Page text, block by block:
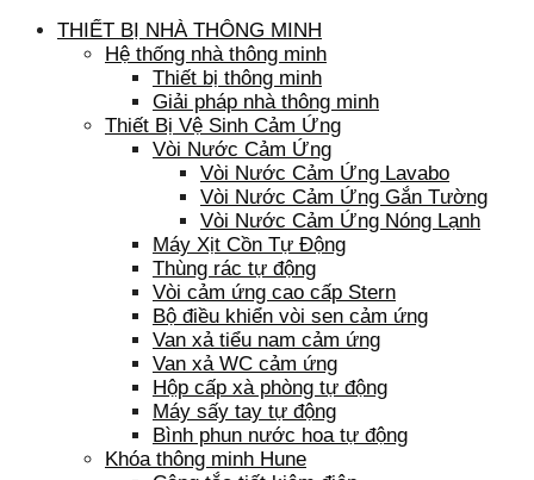
THIẾT BỊ NHÀ THÔNG MINH
Hệ thống nhà thông minh
Thiết bị thông minh
Giải pháp nhà thông minh
Thiết Bị Vệ Sinh Cảm Ứng
Vòi Nước Cảm Ứng
Vòi Nước Cảm Ứng Lavabo
Vòi Nước Cảm Ứng Gắn Tường
Vòi Nước Cảm Ứng Nóng Lạnh
Máy Xịt Cồn Tự Động
Thùng rác tự động
Vòi cảm ứng cao cấp Stern
Bộ điều khiển vòi sen cảm ứng
Van xả tiểu nam cảm ứng
Van xả WC cảm ứng
Hộp cấp xà phòng tự động
Máy sấy tay tự động
Bình phun nước hoa tự động
Khóa thông minh Hune